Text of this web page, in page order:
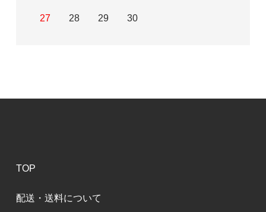
27 28 29 30
TOP
配送・送料について